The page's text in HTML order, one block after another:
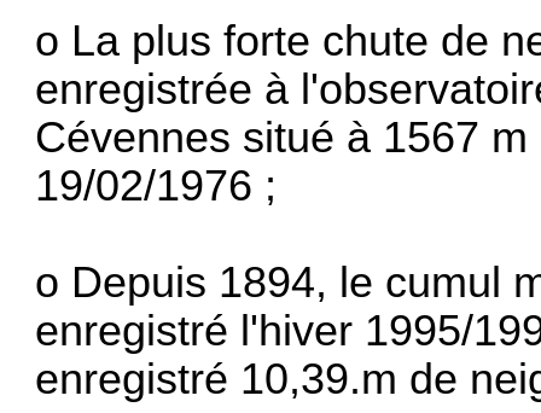
o La plus forte chute de
enregistrée à
Cévennes situé à 1567
19/02/1976 ;
o Depuis 1894, le cumul
enregistré l'hiver 1995/
enregistré 10,39.m de